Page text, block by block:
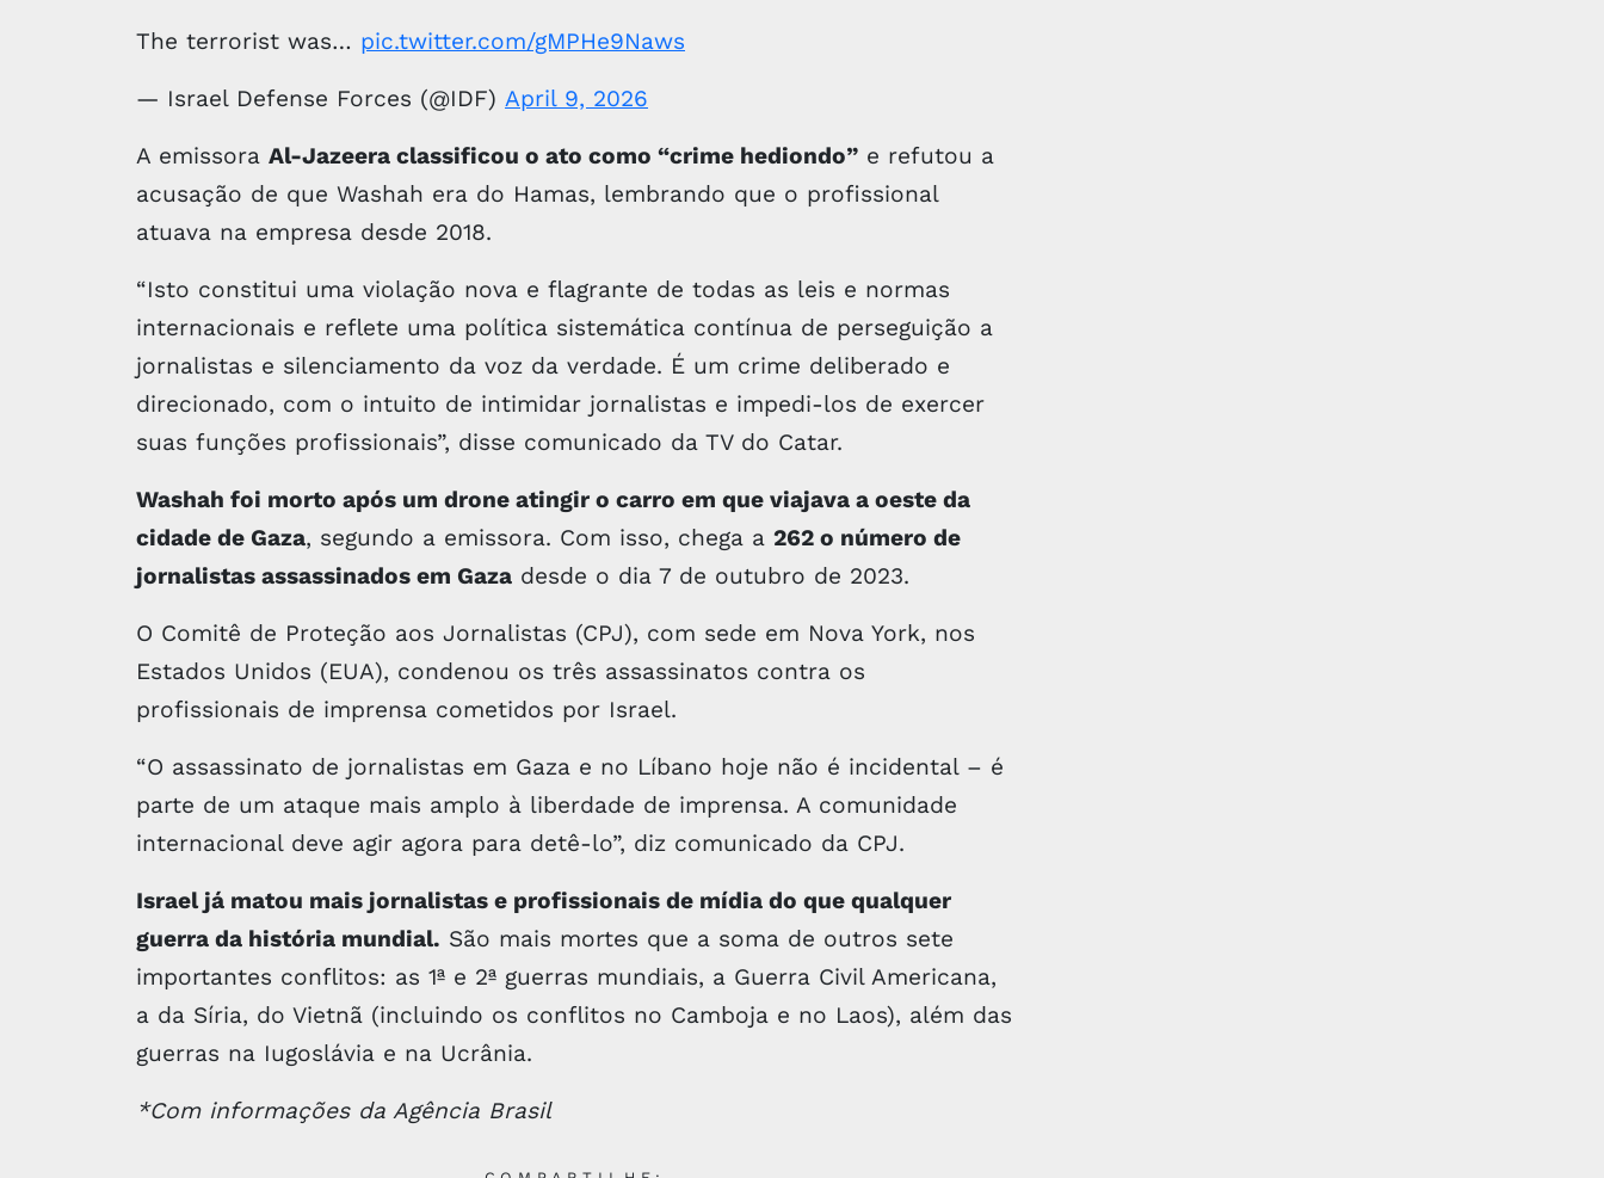
The terrorist was… pic.twitter.com/gMPHe9Naws
— Israel Defense Forces (@IDF) April 9, 2026
A emissora Al-Jazeera classificou o ato como “crime hediondo” e refutou a
acusação de que Washah era do Hamas, lembrando que o profissional
atuava na empresa desde 2018.
“Isto constitui uma violação nova e flagrante de todas as leis e normas
internacionais e reflete uma política sistemática contínua de perseguição a
jornalistas e silenciamento da voz da verdade. É um crime deliberado e
direcionado, com o intuito de intimidar jornalistas e impedi-los de exercer
suas funções profissionais”, disse comunicado da TV do Catar.
Washah foi morto após um drone atingir o carro em que viajava a oeste da
cidade de Gaza, segundo a emissora. Com isso, chega a 262 o número de
jornalistas assassinados em Gaza desde o dia 7 de outubro de 2023.
O Comitê de Proteção aos Jornalistas (CPJ), com sede em Nova York, nos
Estados Unidos (EUA), condenou os três assassinatos contra os
profissionais de imprensa cometidos por Israel.
“O assassinato de jornalistas em Gaza e no Líbano hoje não é incidental – é
parte de um ataque mais amplo à liberdade de imprensa. A comunidade
internacional deve agir agora para detê-lo”, diz comunicado da CPJ.
Israel já matou mais jornalistas e profissionais de mídia do que qualquer
guerra da história mundial. São mais mortes que a soma de outros sete
importantes conflitos: as 1ª e 2ª guerras mundiais, a Guerra Civil Americana,
a da Síria, do Vietnã (incluindo os conflitos no Camboja e no Laos), além das
guerras na Iugoslávia e na Ucrânia.
*Com informações da Agência Brasil